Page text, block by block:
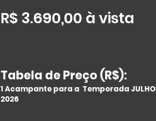
R$ 3.690,00 à vista
Tabela de Preço (R$):
1 Acampante para a Temporada JULHO
2026